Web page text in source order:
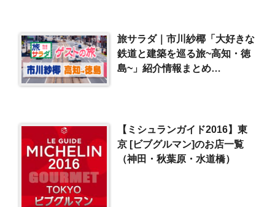
旅サラダ｜市川紗椰「大好きな
鉄道と建築を巡る旅~高知・徳
島~」紹介情報まとめ
【ミシュランガイド2016】東
京 [ビブグルマン]のお店一覧
（神田・秋葉原・水道橋）